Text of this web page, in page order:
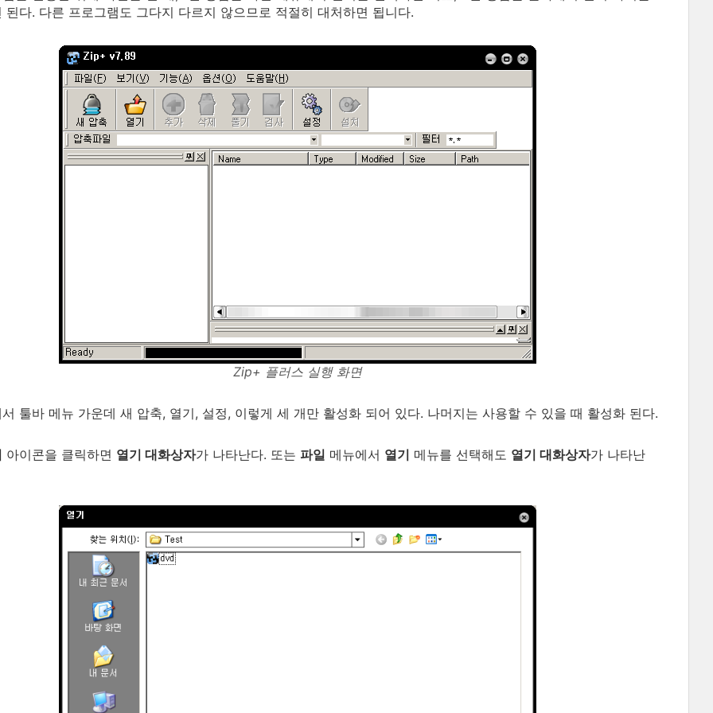
된다. 다른 프로그램도 그다지 다르지 않으므로 적절히 대처하면 됩니다.
Zip+ 플러스 실행 화면
툴바 메뉴 가운데 새 압축, 열기, 설정, 이렇게 세 개만 활성화 되어 있다. 나머지는 사용할 수 있을 때 활성화 된다.
아이콘을 클릭하면 열기 대화상자가 나타난다. 또는 파일 메뉴에서 열기 메뉴를 선택해도 열기 대화상자가 나타난